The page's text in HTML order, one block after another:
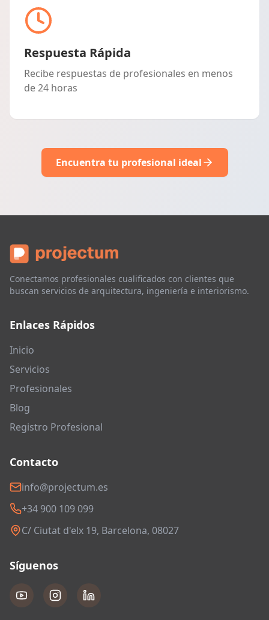
Respuesta Rápida
Recibe respuestas de profesionales en menos
de 24 horas
Encuentra tu profesional ideal
Conectamos profesionales cualificados con clientes que
buscan servicios de arquitectura, ingeniería e interiorismo.
Enlaces Rápidos
Inicio
Servicios
Profesionales
Blog
Registro Profesional
Contacto
info@projectum.es
+34 900 109 099
C/ Ciutat d'elx 19, Barcelona, 08027
Síguenos